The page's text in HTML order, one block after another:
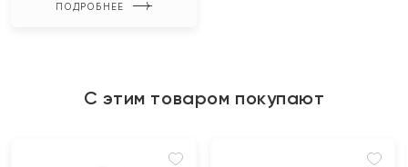
ПОДРОБНЕЕ
С этим товаром покупают